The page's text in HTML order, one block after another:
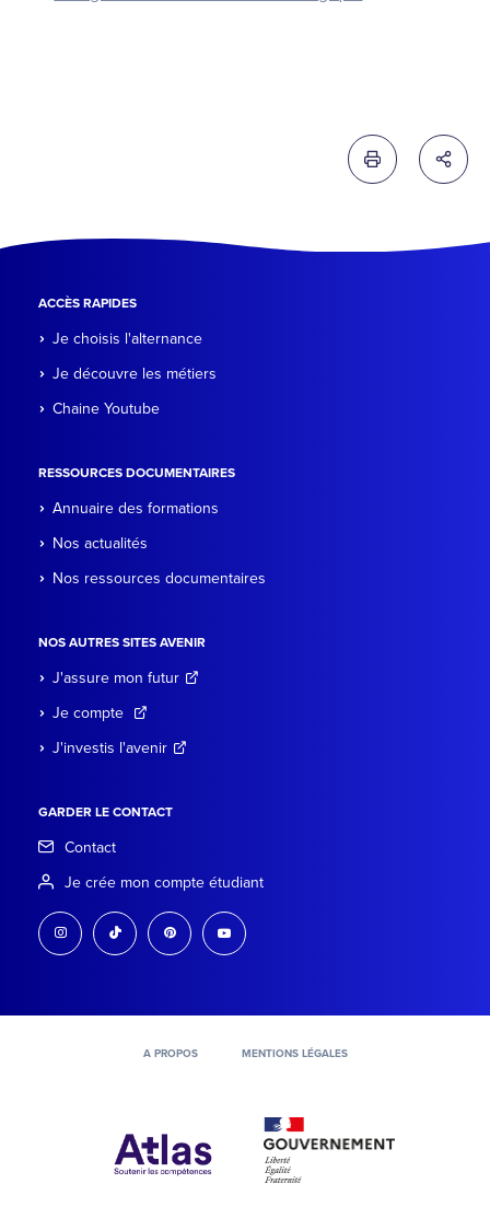
Imprimer cette
ACCÈS RAPIDES
Je choisis l'alternance
Je découvre les métiers
Chaine Youtube
RESSOURCES DOCUMENTAIRES
Annuaire des formations
Nos actualités
Nos ressources documentaires
NOS AUTRES SITES AVENIR
J'assure mon futur
Je compte
J'investis l'avenir
GARDER LE CONTACT
Contact
Je crée mon compte étudiant
instagram tiktok pinterest youtube
A PROPOS MENTIONS LÉGALES